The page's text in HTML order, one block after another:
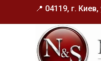
📍 04119, г.